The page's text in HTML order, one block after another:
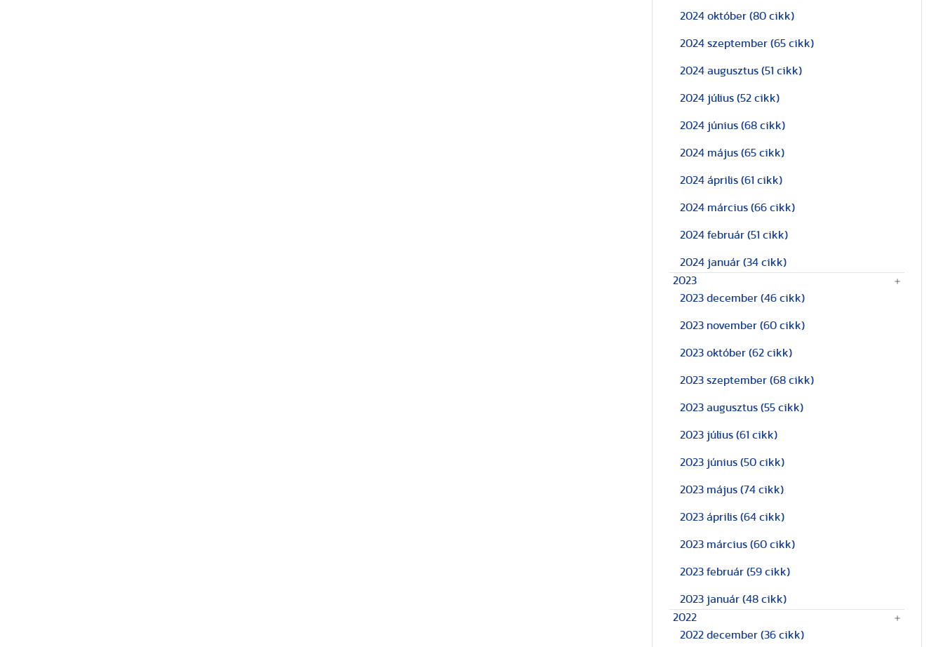
2024 október (80 cikk)
2024 szeptember (65 cikk)
2024 augusztus (51 cikk)
2024 július (52 cikk)
2024 június (68 cikk)
2024 május (65 cikk)
2024 április (61 cikk)
2024 március (66 cikk)
2024 február (51 cikk)
2024 január (34 cikk)
2023
2023 december (46 cikk)
2023 november (60 cikk)
2023 október (62 cikk)
2023 szeptember (68 cikk)
2023 augusztus (55 cikk)
2023 július (61 cikk)
2023 június (50 cikk)
2023 május (74 cikk)
2023 április (64 cikk)
2023 március (60 cikk)
2023 február (59 cikk)
2023 január (48 cikk)
2022
2022 december (36 cikk)